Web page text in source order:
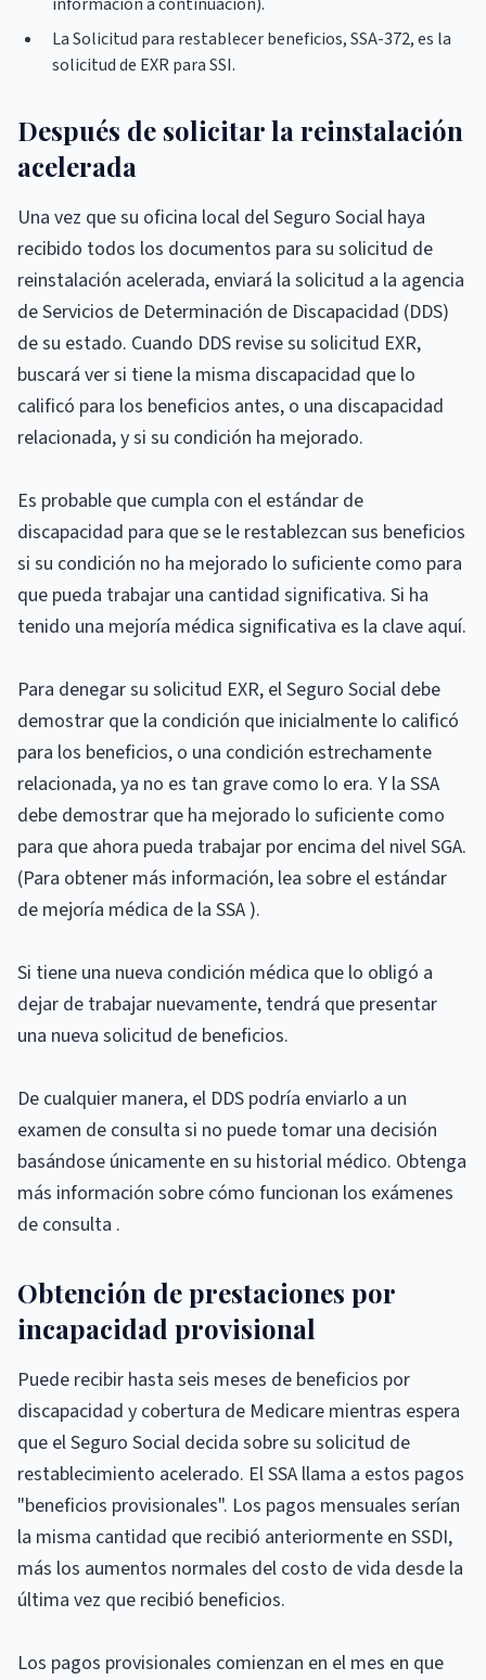
La Solicitud para restablecer beneficios, SSA-372, es la
solicitud de EXR para SSI.
Después de solicitar la reinstalación
acelerada
Una vez que su oficina local del Seguro Social haya
recibido todos los documentos para su solicitud de
reinstalación acelerada, enviará la solicitud a la agencia
de Servicios de Determinación de Discapacidad (DDS)
de su estado. Cuando DDS revise su solicitud EXR,
buscará ver si tiene la misma discapacidad que lo
calificó para los beneficios antes, o una discapacidad
relacionada, y si su condición ha mejorado.
Es probable que cumpla con el estándar de
discapacidad para que se le restablezcan sus beneficios
si su condición no ha mejorado lo suficiente como para
que pueda trabajar una cantidad significativa. Si ha
tenido una mejoría médica significativa es la clave aquí.
Para denegar su solicitud EXR, el Seguro Social debe
demostrar que la condición que inicialmente lo calificó
para los beneficios, o una condición estrechamente
relacionada, ya no es tan grave como lo era. Y la SSA
debe demostrar que ha mejorado lo suficiente como
para que ahora pueda trabajar por encima del nivel SGA.
(Para obtener más información, lea sobre el estándar
de mejoría médica de la SSA ).
Si tiene una nueva condición médica que lo obligó a
dejar de trabajar nuevamente, tendrá que presentar
una nueva solicitud de beneficios.
De cualquier manera, el DDS podría enviarlo a un
examen de consulta si no puede tomar una decisión
basándose únicamente en su historial médico. Obtenga
más información sobre cómo funcionan los exámenes
de consulta .
Obtención de prestaciones por
incapacidad provisional
Puede recibir hasta seis meses de beneficios por
discapacidad y cobertura de Medicare mientras espera
que el Seguro Social decida sobre su solicitud de
restablecimiento acelerado. El SSA llama a estos pagos
"beneficios provisionales". Los pagos mensuales serían
la misma cantidad que recibió anteriormente en SSDI,
más los aumentos normales del costo de vida desde la
última vez que recibió beneficios.
Los pagos provisionales comienzan en el mes en que